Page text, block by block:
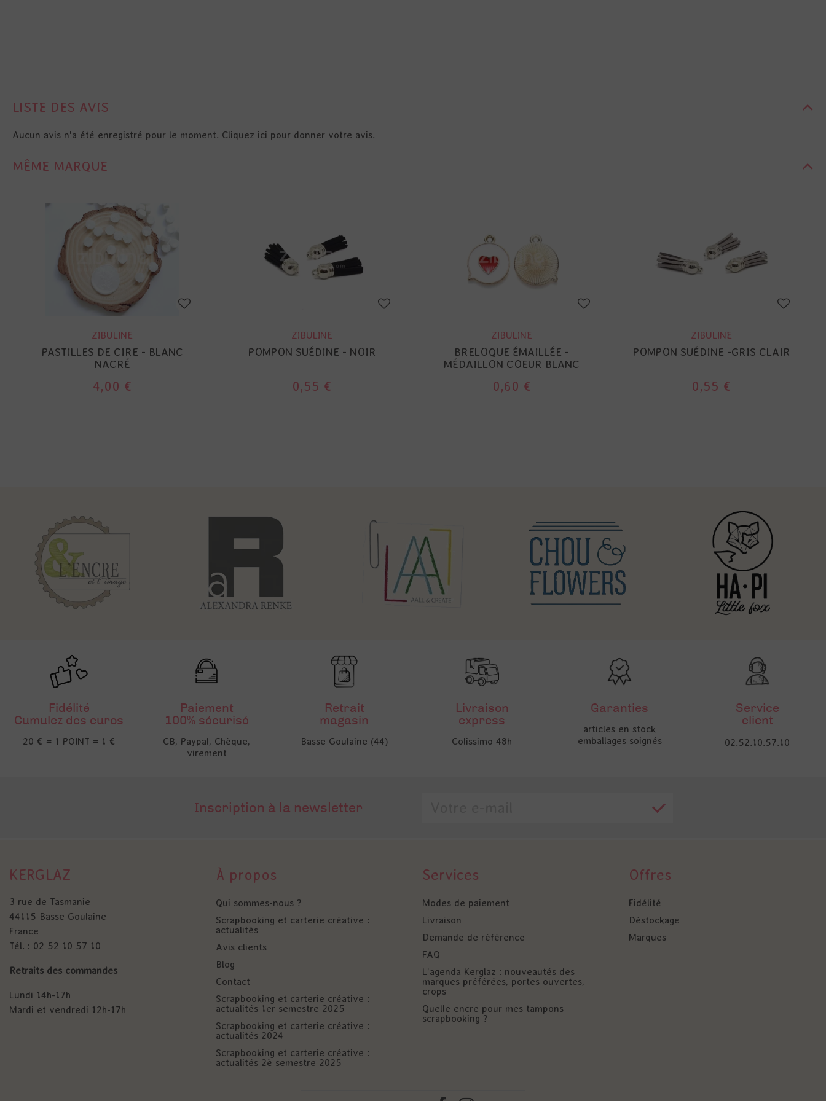
LISTE DES AVIS
Aucun avis n'a été enregistré pour le moment. Cliquez ici pour donner votre avis.
MÊME MARQUE
ZIBULINE
PASTILLES DE CIRE - BLANC
NACRÉ
4,00 €
ZIBULINE
POMPON SUÉDINE - NOIR
0,55 €
ZIBULINE
BRELOQUE ÉMAILLÉE -
MÉDAILLON COEUR BLANC
0,60 €
ZIBULINE
POMPON SUÉDINE -GRIS CLAIR
0,55 €
Fidélité
Cumulez des euros
20 € = 1 POINT = 1 €
Paiement
100% sécurisé
CB, Paypal, Chèque,
virement
Retrait
magasin
Basse Goulaine (44)
Livraison
express
Colissimo 48h
Garanties
articles en stock
emballages soignés
Service
client
02.52.10.57.10
Inscription à la newsletter
KERGLAZ
3 rue de Tasmanie
44115 Basse Goulaine
France
Tél. : 02 52 10 57 10
Retraits des commandes
Lundi 14h-17h
Mardi et vendredi 12h-17h
À propos
Qui sommes-nous ?
Scrapbooking et carterie créative :
actualités
Avis clients
Blog
Contact
Scrapbooking et carterie créative :
actualités 1er semestre 2025
Scrapbooking et carterie créative :
actualités 2024
Scrapbooking et carterie créative :
actualités 2è semestre 2025
Services
Modes de paiement
Livraison
Demande de référence
FAQ
L'agenda Kerglaz : nouveautés des
marques préférées, portes ouvertes,
crops
Quelle encre pour mes tampons
scrapbooking ?
Offres
Fidélité
Déstockage
Marques